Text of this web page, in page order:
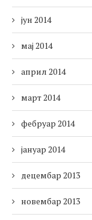
јун 2014
мај 2014
април 2014
март 2014
фебруар 2014
јануар 2014
децембар 2013
новембар 2013